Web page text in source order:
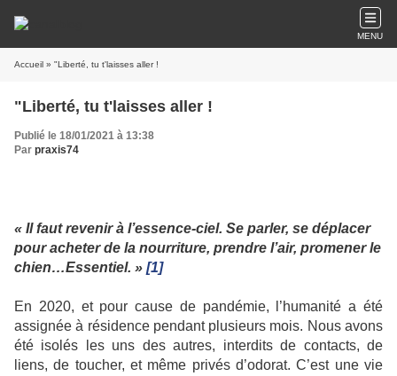
MENU
Accueil » "Liberté, tu t'laisses aller !
"Liberté, tu t'laisses aller !
Publié le 18/01/2021 à 13:38
Par praxis74
« Il faut revenir à l’essence-ciel. Se parler, se déplacer
pour acheter de la nourriture, prendre l’air, promener le
chien…Essentiel. » [1]
En 2020, et pour cause de pandémie, l’humanité a été
assignée à résidence pendant plusieurs mois. Nous avons
été isolés les uns des autres, interdits de contacts, de
liens, de toucher, et même privés d’odorat. C’est une vie